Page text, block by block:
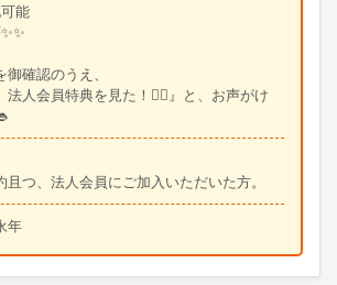
能
確認のうえ、
法人会員特典を見た！😶‍🌫️』と、お声がけ
且つ、法人会員にご加入いただいた方。
年